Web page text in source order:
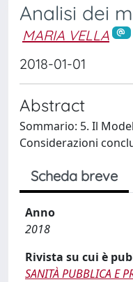
Analisi dei
MARIA VELLA
2018-01-01
Abstract
Sommario: 5. Il
Considerazioni
Scheda breve
Anno
2018
Rivista su cui è
SANITÀ PUBBLICA E